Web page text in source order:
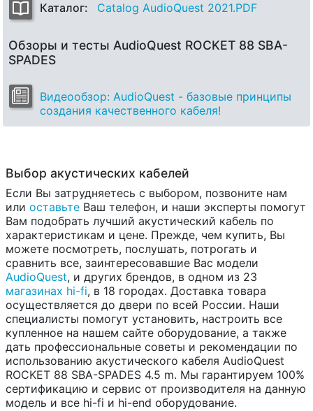
Каталог: Catalog AudioQuest 2021.PDF
Обзоры и тесты AudioQuest ROCKET 88 SBA-
SPADES
Видеообзор: AudioQuest - базовые принципы
создания качественного кабеля!
Выбор акустических кабелей
Если Вы затрудняетесь с выбором, позвоните нам
или оставьте Ваш телефон, и наши эксперты помогут
Вам подобрать лучший акустический кабель по
характеристикам и цене. Прежде, чем купить, Вы
можете посмотреть, послушать, потрогать и
сравнить все, заинтересовавшие Вас модели
AudioQuest, и других брендов, в одном из 23
магазинах hi-fi, в 18 городах. Доставка товара
осуществляется до двери по всей России. Наши
специалисты помогут установить, настроить все
купленное на нашем сайте оборудование, а также
дать профессиональные советы и рекомендации по
использованию акустического кабеля AudioQuest
ROCKET 88 SBA-SPADES 4.5 m. Мы гарантируем 100%
сертификацию и сервис от производителя на данную
модель и все hi-fi и hi-end оборудование.